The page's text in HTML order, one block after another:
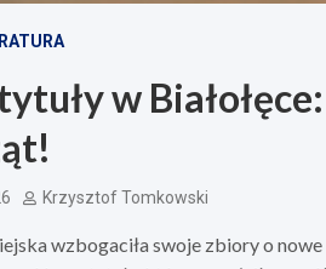
w
Krzysztof Tomkowski
wzbogaciła swoje zbiory o